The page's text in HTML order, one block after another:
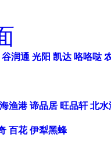
谷润通 光阳 凯达 咯咯哒
渔港 谛品居 旺品轩 北水
百花 伊犁黑蜂